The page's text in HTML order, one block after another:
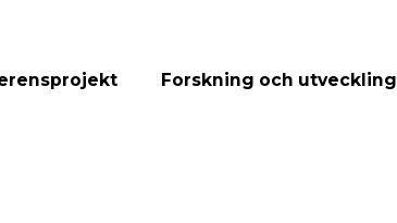
Forskning och utveckling